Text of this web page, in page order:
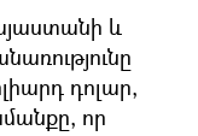
և
դոլար,
որ